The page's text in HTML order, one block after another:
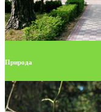
Природа